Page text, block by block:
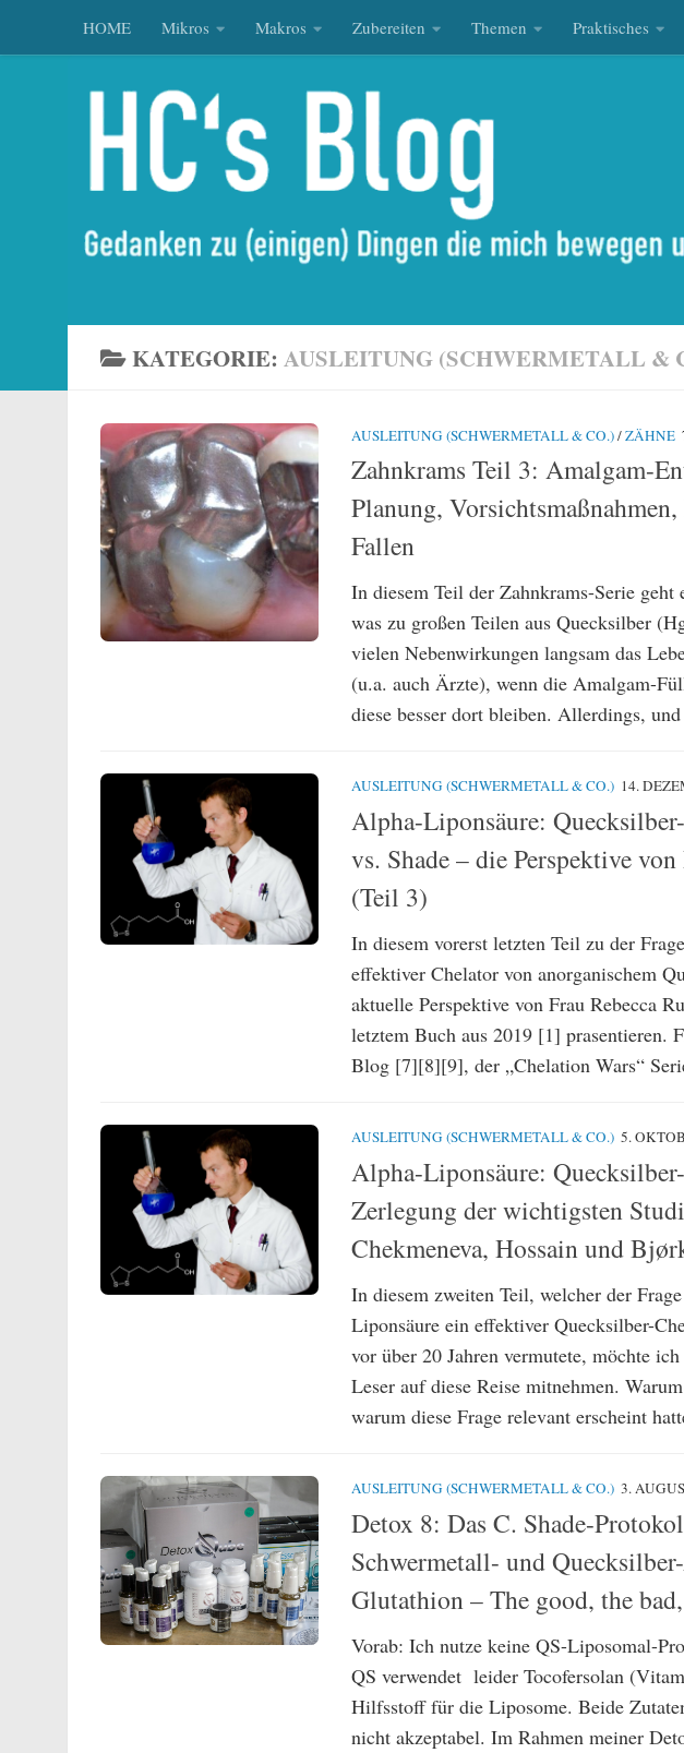
Zum Inhalt springen
HOME Mikros Makros Zubereiten Themen Praktisches
KATEGORIE: AUSLEITUNG (SCHWERMETALL &
AUSLEITUNG (SCHWERMETALL & CO.)/ZÄHNE
Zahnkrams Teil 3: Amalgam-
Planung,
Fallen
In diesem Teil der Zahnkrams-Serie
was zu großen Teilen aus Quecksilber
vielen Nebenwirkungen langsam das
(u.a. auch Ärzte), wenn die Amalgam-
diese besser dort bleiben. Allerdings, und
AUSLEITUNG (SCHWERMETALL & CO.) 14.
Alpha-Liponsäure:
vs. Shade – die Perspektive
(Teil 3)
In diesem vorerst letzten Teil zu der
effektiver Chelator von anorganischem
aktuelle Perspektive von Frau Rebecca
letztem Buch aus 2019 [1]
Blog [7][8][9], der „Chelation Wars“
AUSLEITUNG (SCHWERMETALL & CO.) 5.
Alpha-Liponsäure:
Zerlegung der wichtigsten
Chekmeneva, Hossain und
In diesem zweiten Teil, welcher der
Liponsäure ein effektiver Quecksilber-
vor über 20 Jahren vermutete, möchte
Leser auf diese Reise mitnehmen.
warum diese Frage relevant erscheint
AUSLEITUNG (SCHWERMETALL & CO.) 3.
Detox 8: Das C. Shade-
Schwermetall- und
Glutathion – The good, the
Vorab: Ich nutze keine QS-Liposomal-
QS verwendet leider Tocofersolan
Hilfsstoff für die Liposome. Beide
nicht akzeptabel. Im Rahmen meiner